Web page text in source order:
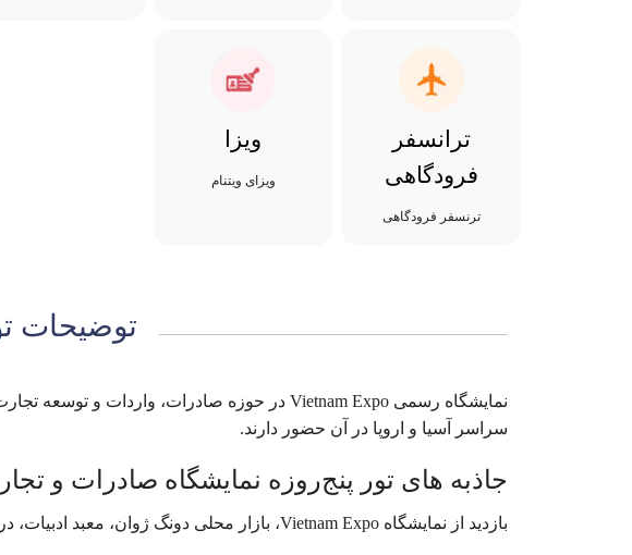
ترانسفر
فرودگاهی
ترنسفر فرودگاهی
ویزا
ویزای ویتنام
توضیحات
سراسر آسیا و اروپا در آن حضور دارند.
جاذبه های تور پنج‌روزه نمایشگاه صادرات و
بازدید از نمایشگاه Vietnam Expo، بازار محلی دونگ ژوان، معبد ادبیات، دریاچه هوان کیم، تور فرهنگی ویتنام سنتی